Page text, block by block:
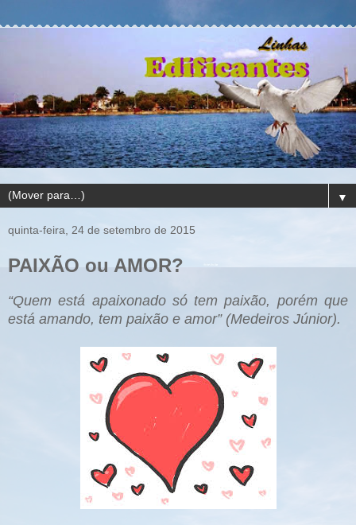
▼
quinta-feira, 24 de setembro de 2015
PAIXÃO ou AMOR?
“Quem está apaixonado só tem paixão, porém que
está amando, tem paixão e amor” (Medeiros Júnior).